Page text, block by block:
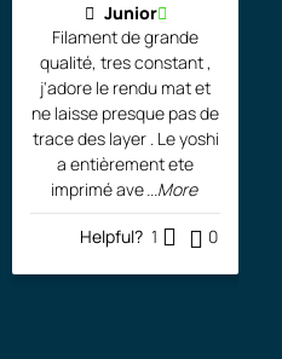
l'atelier de l'artiste!
Junior
Filament de grande
qualité, tres constant ,
j'adore le rendu mat et
ne laisse presque pas de
trace des layer . Le yoshi
a entièrement ete
imprimé ave...More
Helpful? 1 0